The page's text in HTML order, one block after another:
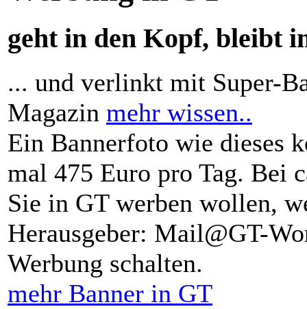
geht in den Kopf, bleibt
... und verlinkt mit Super-
Magazin mehr wissen..
Ein Bannerfoto wie dieses
mal 475 Euro pro Tag. Bei
Sie in GT werben wollen,
Herausgeber: Mail@GT-
Werbung schalten.
mehr Banner in GT